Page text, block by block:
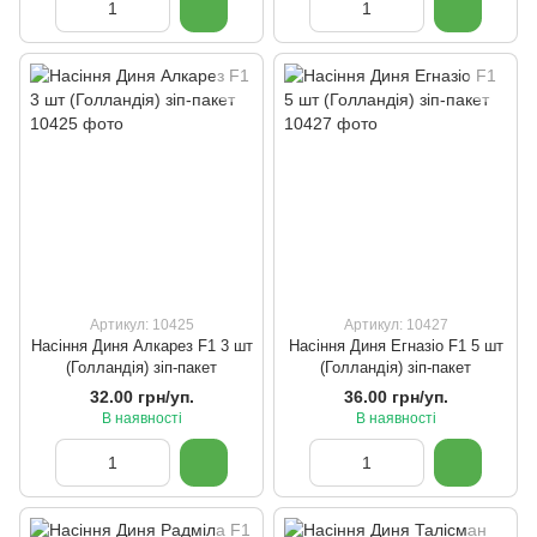
Артикул: 10425
Насіння Диня Алкарез F1 3 шт
(Голландія) зіп-пакет
32.00 грн/уп.
В наявності
Артикул: 10427
Насіння Диня Егназіо F1 5 шт
(Голландія) зіп-пакет
36.00 грн/уп.
В наявності